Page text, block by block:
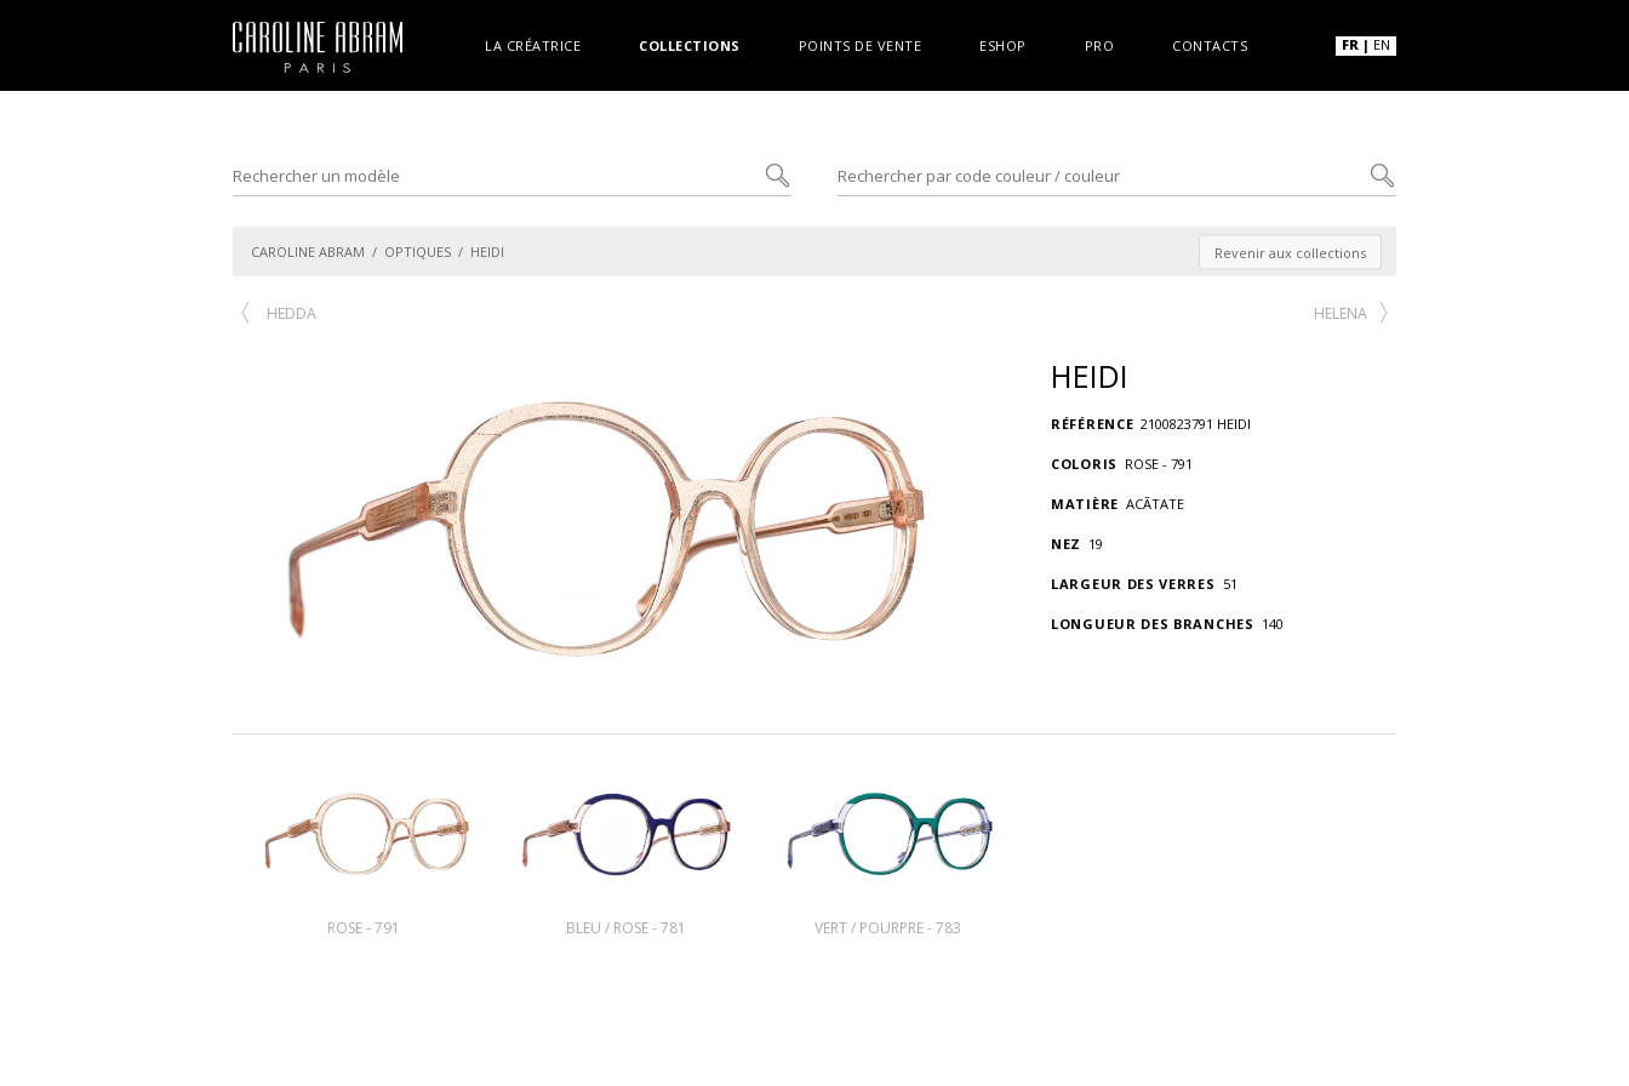
LA CRÉATRICE COLLECTIONS POINTS DE VENTE ESHOP PRO CONTACTS FR | EN
CAROLINE ABRAM / OPTIQUES / HEIDI Revenir aux collections
HEDDA HELENA
HEIDI
RÉFÉRENCE 2100823791 HEIDI
COLORIS ROSE - 791
MATIÈRE ACÃTATE
NEZ 19
LARGEUR DES VERRES 51
LONGUEUR DES BRANCHES 140
ROSE - 791 BLEU / ROSE - 781 VERT / POURPRE - 783